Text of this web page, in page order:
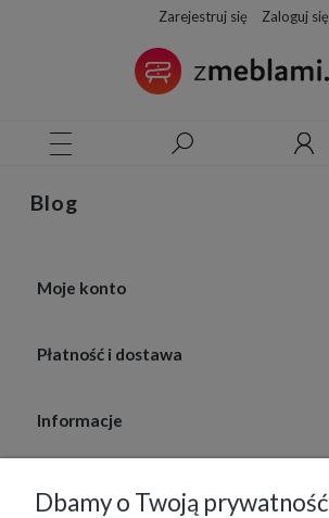
Zarejestruj się Zaloguj się
Blog
Moje konto
Płatność i dostawa
Informacje
Dbamy o Twoją prywatność